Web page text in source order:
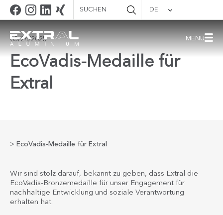
Suchen DE
MENU
03/24/2025
EcoVadis-Medaille für
Extral
> EcoVadis-Medaille für Extral
Wir sind stolz darauf, bekannt zu geben, dass Extral die
EcoVadis-Bronzemedaille für unser Engagement für
nachhaltige Entwicklung und soziale Verantwortung
erhalten hat.